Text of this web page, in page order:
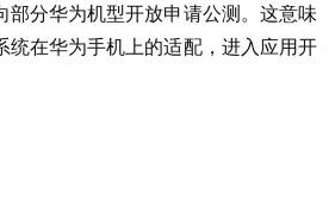
部分华为机型开放申请公测。这意味
统在华为手机上的适配，进入应用开